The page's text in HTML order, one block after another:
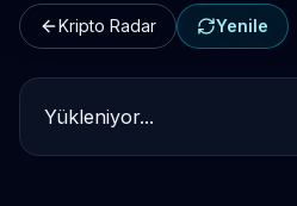
Kripto Radar Yenile
Yükleniyor...